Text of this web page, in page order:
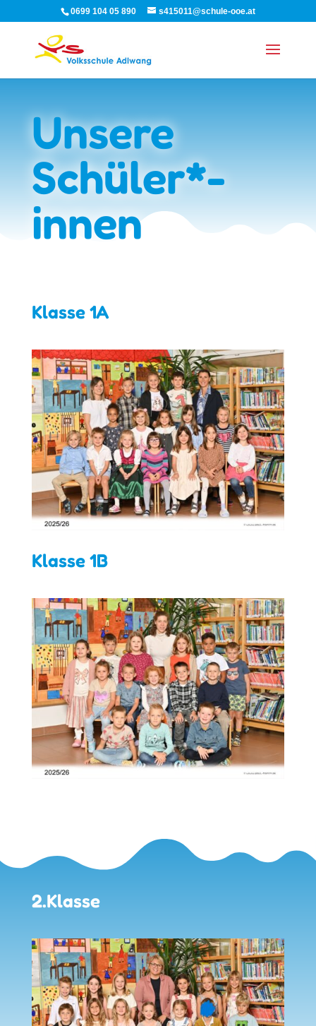
0699 104 05 890 s415011@schule-ooe.at
Unsere
Schüler*­
innen
Klasse 1A
Klasse 1B
2.Klasse